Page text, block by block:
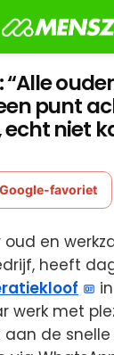
“Alle
punt
niet
favoriet
oud en
heeft
werk met
de snelle